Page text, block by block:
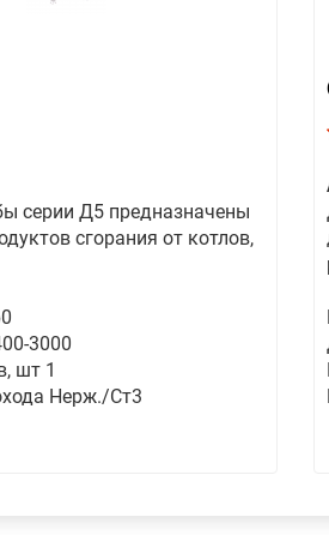
серии Д5 предназначены
сгорания от котлов,
3000
шт 1
Нерж./Ст3